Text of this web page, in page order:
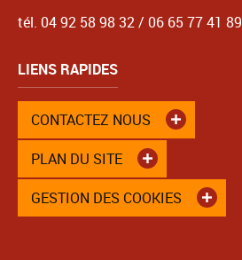
tél. 04 92 58 98 32 / 06 65 77 41 89
LIENS RAPIDES
CONTACTEZ NOUS
PLAN DU SITE
GESTION DES COOKIES